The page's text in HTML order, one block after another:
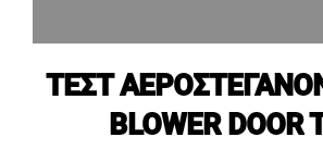
ΤΕΣΤ
BLOWER DOOR